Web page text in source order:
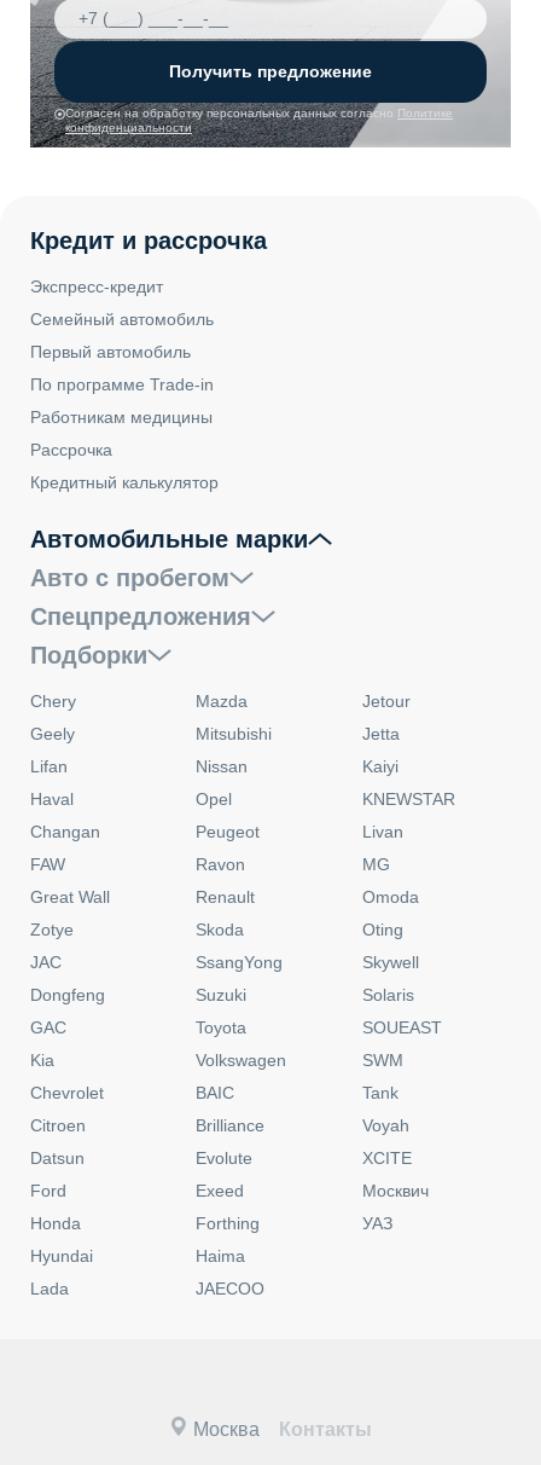
Получить предложение
Согласен на обработку персональных данных согласно Политике
конфиденциальности
Кредит и рассрочка
Экспресс-кредит
Семейный автомобиль
Первый автомобиль
По программе Trade-in
Работникам медицины
Рассрочка
Кредитный калькулятор
Автомобильные марки
Авто с пробегом
Спецпредложения
Подборки
Chery
Geely
Lifan
Haval
Changan
FAW
Great Wall
Zotye
JAC
Dongfeng
GAC
Kia
Chevrolet
Citroen
Datsun
Ford
Honda
Hyundai
Lada
Mazda
Mitsubishi
Nissan
Opel
Peugeot
Ravon
Renault
Skoda
SsangYong
Suzuki
Toyota
Volkswagen
BAIC
Brilliance
Evolute
Exeed
Forthing
Haima
JAECOO
Jetour
Jetta
Kaiyi
KNEWSTAR
Livan
MG
Omoda
Oting
Skywell
Solaris
SOUEAST
SWM
Tank
Voyah
XCITE
Москвич
УАЗ
Москва Контакты